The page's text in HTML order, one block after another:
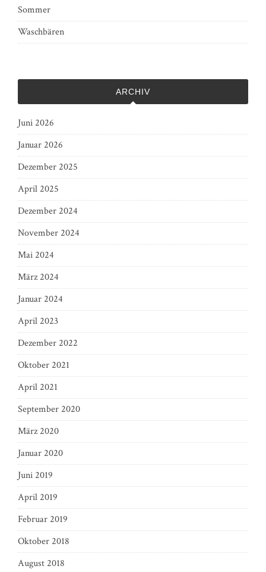
Sommer
Waschbären
ARCHIV
Juni 2026
Januar 2026
Dezember 2025
April 2025
Dezember 2024
November 2024
Mai 2024
März 2024
Januar 2024
April 2023
Dezember 2022
Oktober 2021
April 2021
September 2020
März 2020
Januar 2020
Juni 2019
April 2019
Februar 2019
Oktober 2018
August 2018